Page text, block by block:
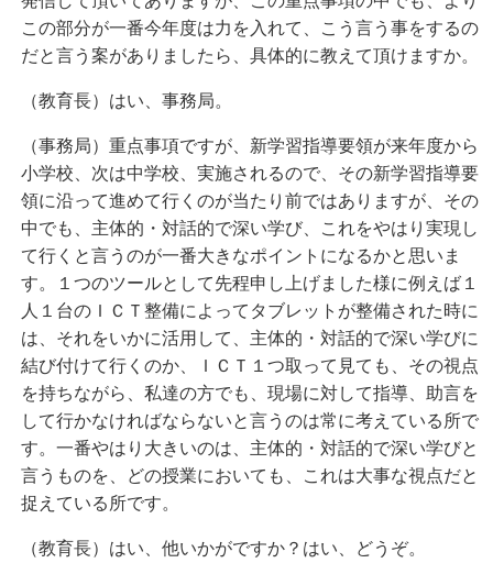
この部分が一番今年度は力を入れて、こう言う事をするの
だと言う案がありましたら、具体的に教えて頂けますか。
（教育長）はい、事務局。
（事務局）重点事項ですが、新学習指導要領が来年度から
小学校、次は中学校、実施されるので、その新学習指導要
領に沿って進めて行くのが当たり前ではありますが、その
中でも、主体的・対話的で深い学び、これをやはり実現し
て行くと言うのが一番大きなポイントになるかと思いま
す。１つのツールとして先程申し上げました様に例えば１
人１台のＩＣＴ整備によってタブレットが整備された時に
は、それをいかに活用して、主体的・対話的で深い学びに
結び付けて行くのか、ＩＣＴ１つ取って見ても、その視点
を持ちながら、私達の方でも、現場に対して指導、助言を
して行かなければならないと言うのは常に考えている所で
す。一番やはり大きいのは、主体的・対話的で深い学びと
言うものを、どの授業においても、これは大事な視点だと
捉えている所です。
（教育長）はい、他いかがですか？はい、どうぞ。